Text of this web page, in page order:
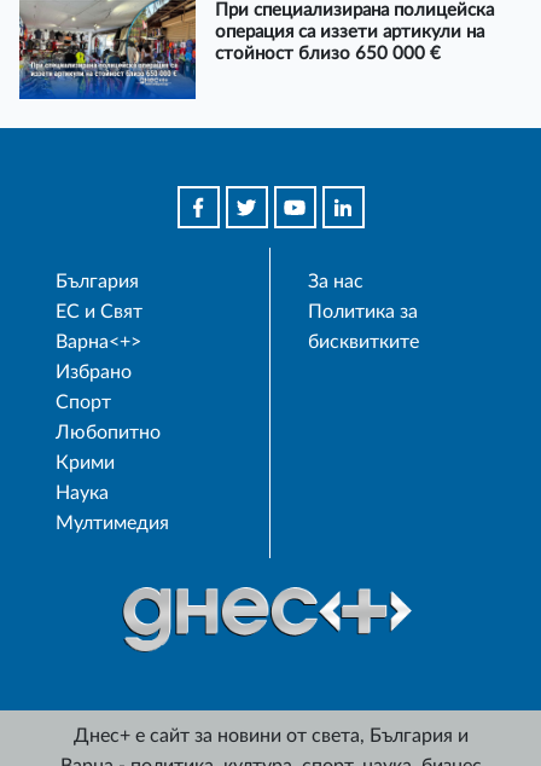
При специализирана полицейска
операция са иззети артикули на
стойност близо 650 000 €
България
ЕС и Свят
Варна<+>
Избрано
Спорт
Любопитно
Крими
Наука
Мултимедия
За нас
Политика за
бисквитките
Днес+ е сайт за новини от света, България и